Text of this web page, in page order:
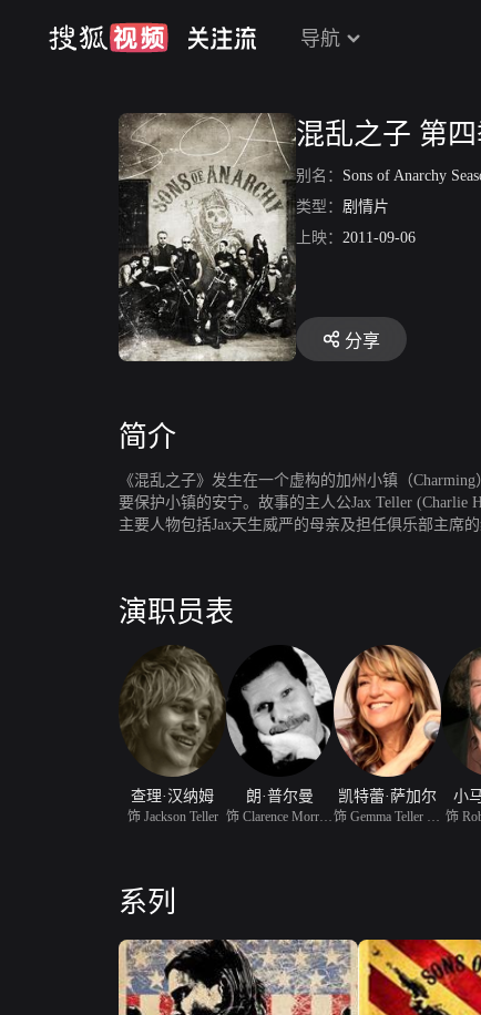
导航
混乱之子 第
别名： Sons of Anarchy
类型： 剧情片
上映： 2011-09-06
分享
简介
《混乱之子》发生在一个虚构的加州小镇（
要保护小镇的安宁。故事的主人公Jax Teller
主要人物包括Jax天生威严的母亲及担任俱乐部主席的
演职员表
查理·汉纳姆
饰 Jackson Teller
朗·普尔曼 凯特蕾·萨加尔 小
饰
系列